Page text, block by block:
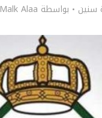
سنين بواسطة Malk Alaa